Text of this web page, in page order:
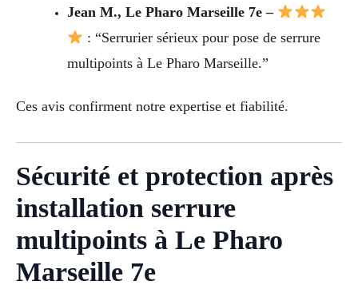
Jean M., Le Pharo Marseille 7e –
: “Serrurier sérieux pour pose de serrure
multipoints à Le Pharo Marseille.”
Ces avis confirment notre expertise et fiabilité.
Sécurité et protection après
installation serrure
multipoints à Le Pharo
Marseille 7e